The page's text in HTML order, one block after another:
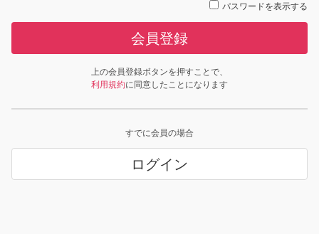
パスワードを表示する
会員登録
上の会員登録ボタンを押すことで、
利用規約に同意したことになります
すでに会員の場合
ログイン